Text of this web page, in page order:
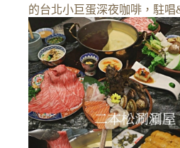
的台北小巨蛋深夜咖啡，駐唱